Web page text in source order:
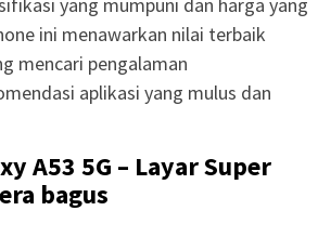
yang mumpuni dan harga yang
ini menawarkan nilai terbaik
mencari pengalaman
aplikasi yang mulus dan
A53 5G – Layar Super
bagus